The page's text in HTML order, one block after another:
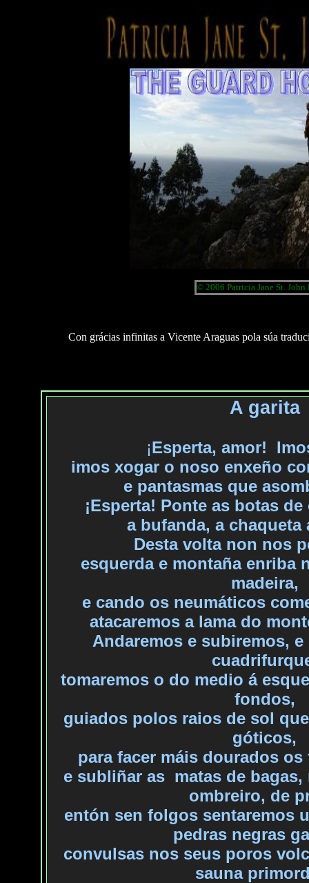
© 2006 Patricia Jane St. John
Con grácias infinitas a Vicente Araguas pola súa
A garita
¡Esperta, amor!
imos xogar o noso enxeño
e pantasmas que
¡Esperta! Ponte as botas
abufanda, a chaqueta
Desta volta non nos
esquerdae montaña enriba
madeira,
e cando os neumáticos
atacaremosa lama do
Andaremos e subiremos,
tomaremoso do medio á
fondos,
guiadospolos raios de sol
góticos,
parafacer máis dourados os
esubliñar as matas de
ombreiro, de
entón sen folgos sentaremos
pedras negras
convulsas nos seus poros
sauna